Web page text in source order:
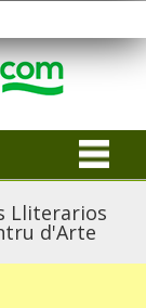
Lliterarios
d'Arte